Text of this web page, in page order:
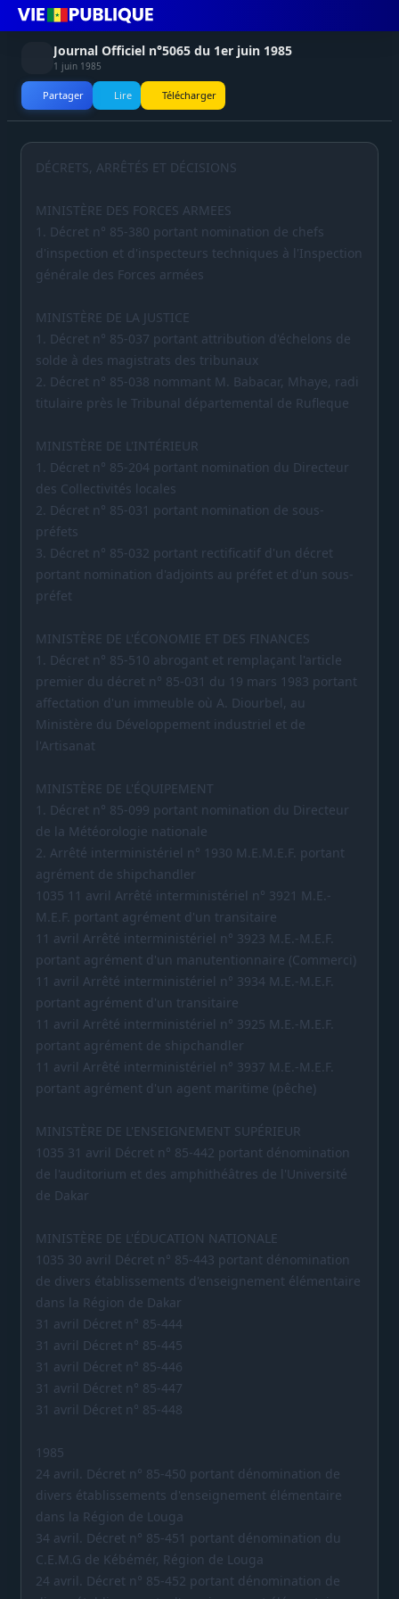
Journal Officiel n°5065 du 1er juin 1985
1 juin 1985
Partager Lire Télécharger
DÉCRETS, ARRÊTÉS ET DÉCISIONS
MINISTÈRE DES FORCES ARMEES
1. Décret n° 85-380 portant nomination de chefs
d'inspection et d'inspecteurs techniques à l'Inspection
générale des Forces armées
MINISTÈRE DE LA JUSTICE
1. Décret n° 85-037 portant attribution d'échelons de
solde à des magistrats des tribunaux
2. Décret n° 85-038 nommant M. Babacar, Mhaye, radi
titulaire près le Tribunal départemental de Rufleque
MINISTÈRE DE L'INTÉRIEUR
1. Décret n° 85-204 portant nomination du Directeur
des Collectivités locales
2. Décret n° 85-031 portant nomination de sous-
préfets
3. Décret n° 85-032 portant rectificatif d'un décret
portant nomination d'adjoints au préfet et d'un sous-
préfet
MINISTÈRE DE L'ÉCONOMIE ET DES FINANCES
1. Décret n° 85-510 abrogant et remplaçant l'article
premier du décret n° 85-031 du 19 mars 1983 portant
affectation d'un immeuble où A. Diourbel, au
Ministère du Développement industriel et de
l'Artisanat
MINISTÈRE DE L'ÉQUIPEMENT
1. Décret n° 85-099 portant nomination du Directeur
de la Météorologie nationale
2. Arrêté interministériel n° 1930 M.E.M.E.F. portant
agrément de shipchandler
1035 11 avril Arrêté interministériel n° 3921 M.E.-
M.E.F. portant agrément d'un transitaire
11 avril Arrêté interministériel n° 3923 M.E.-M.E.F.
portant agrément d'un manutentionnaire (Commerci)
11 avril Arrêté interministériel n° 3934 M.E.-M.E.F.
portant agrément d'un transitaire
11 avril Arrêté interministériel n° 3925 M.E.-M.E.F.
portant agrément de shipchandler
11 avril Arrêté interministériel n° 3937 M.E.-M.E.F.
portant agrément d'un agent maritime (pêche)
MINISTÈRE DE L'ENSEIGNEMENT SUPÉRIEUR
1035 31 avril Décret n° 85-442 portant dénomination
de l'auditorium et des amphithéâtres de l'Université
de Dakar
MINISTÈRE DE L'ÉDUCATION NATIONALE
1035 30 avril Décret n° 85-443 portant dénomination
de divers établissements d'enseignement élémentaire
dans la Région de Dakar
31 avril Décret n° 85-444
31 avril Décret n° 85-445
31 avril Décret n° 85-446
31 avril Décret n° 85-447
31 avril Décret n° 85-448
1985
24 avril. Décret n° 85-450 portant dénomination de
divers établissements d'enseignement élémentaire
dans la Région de Louga
34 avril. Décret n° 85-451 portant dénomination du
C.E.M.G de Kébémér, Région de Louga
24 avril. Décret n° 85-452 portant dénomination de